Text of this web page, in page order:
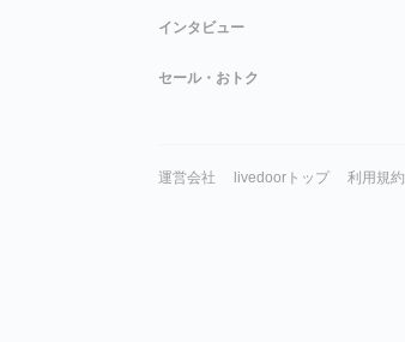
インタビュー
セール・おトク
運営会社 livedoorトップ 利用規約